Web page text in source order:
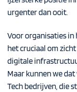
urgenter dan ooit.
Voor organisaties
het cruciaal om
digitale
Maar kunnen we
Tech bedrijven, die